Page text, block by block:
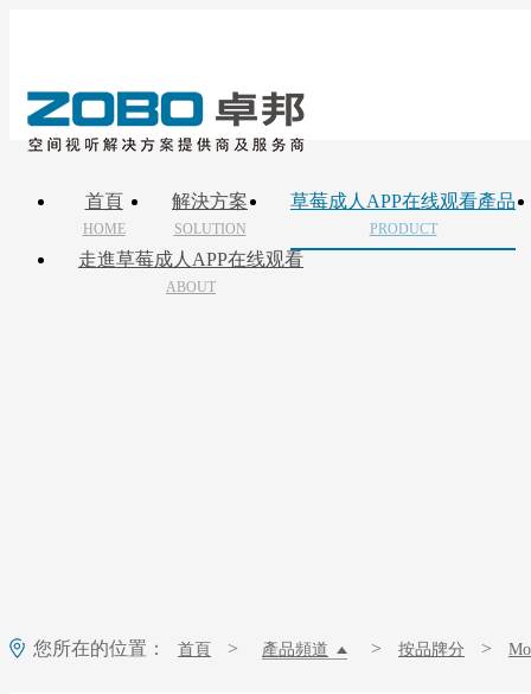
首頁
HOME
解決方案
SOLUTION
草莓成人APP在线观看產品
PRODUCT
走進草莓成人APP在线观看
ABOUT
您所在的位置： 首頁 > 產品頻道 > 按品牌分 >